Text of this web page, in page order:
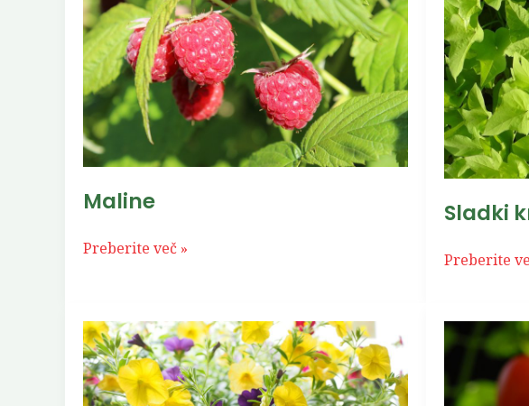
Maline
Preberite več »
Sladki
–
Ipomea
Preberite
Rumena
paprika
Viseči
paradižnik